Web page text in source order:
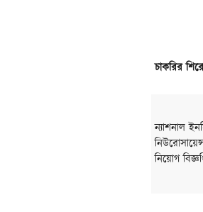
চাকরির
ন্যাশনাল
নিয়োগ